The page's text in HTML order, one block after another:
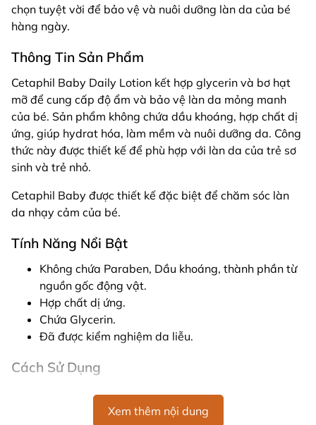
chọn tuyệt vời để bảo vệ và nuôi dưỡng làn da của bé
hàng ngày.
Thông Tin Sản Phẩm
Cetaphil Baby Daily Lotion kết hợp glycerin và bơ hạt
mỡ để cung cấp độ ẩm và bảo vệ làn da mỏng manh
của bé. Sản phẩm không chứa dầu khoáng, hợp chất dị
ứng, giúp hydrat hóa, làm mềm và nuôi dưỡng da. Công
thức này được thiết kế để phù hợp với làn da của trẻ sơ
sinh và trẻ nhỏ.
Cetaphil Baby được thiết kế đặc biệt để chăm sóc làn
da nhạy cảm của bé.
Tính Năng Nổi Bật
Không chứa Paraben, Dầu khoáng, thành phần từ
nguồn gốc động vật.
Hợp chất dị ứng.
Chứa Glycerin.
Đã được kiểm nghiệm da liễu.
Cách Sử Dụng
Sử dụng hàng ngày để giúp bảo vệ da khỏi khô và
giữ ẩm. Đổ dầu vào tay. Xoa hai bàn tay với nhau
Xem thêm nội dung